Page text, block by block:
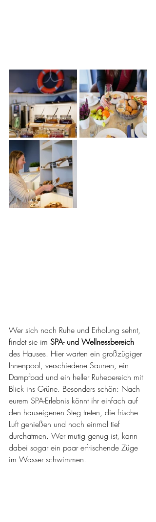
Wer sich nach Ruhe und Erholung sehnt,
findet sie im SPA- und Wellnessbereich
des Hauses. Hier warten ein großzügiger
Innenpool, verschiedene Saunen, ein
Dampfbad und ein heller Ruhebereich mit
Blick ins Grüne. Besonders schön: Nach
eurem SPA-Erlebnis könnt ihr einfach auf
den hauseigenen Steg treten, die frische
Luft genießen und noch einmal tief
durchatmen. Wer mutig genug ist, kann
dabei sogar ein paar erfrischende Züge
im Wasser schwimmen.